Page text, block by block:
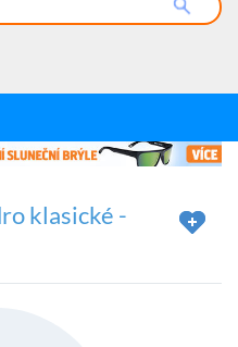
klasické -